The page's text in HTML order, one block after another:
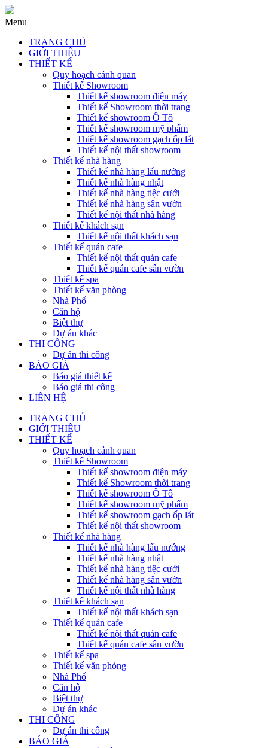
Menu
TRANG CHỦ
GIỚI THIỆU
THIẾT KẾ
Quy hoạch cảnh quan
Thiết kế Showroom
Thiết kế showroom điện máy
Thiết kế Showroom thời trang
Thiết kế showroom Ô Tô
Thiết kế showroom mỹ phẩm
Thiết kế showroom gạch ốp lát
Thiết kế nội thất showroom
Thiết kế nhà hàng
Thiết kế nhà hàng lẩu nướng
Thiết kế nhà hàng nhật
Thiết kế nhà hàng tiệc cưới
Thiết kế nhà hàng sân vườn
Thiết kế nội thất nhà hàng
Thiết kế khách sạn
Thiết kế nội thất khách sạn
Thiết kế quán cafe
Thiết kế nội thất quán cafe
Thiết kế quán cafe sân vườn
Thiết kế spa
Thiết kế văn phòng
Nhà Phố
Căn hộ
Biệt thự
Dự án khác
THI CÔNG
Dự án thi công
BÁO GIÁ
Báo giá thiết kế
Báo giá thi công
LIÊN HỆ
TRANG CHỦ
GIỚI THIỆU
THIẾT KẾ
Quy hoạch cảnh quan
Thiết kế Showroom
Thiết kế showroom điện máy
Thiết kế Showroom thời trang
Thiết kế showroom Ô Tô
Thiết kế showroom mỹ phẩm
Thiết kế showroom gạch ốp lát
Thiết kế nội thất showroom
Thiết kế nhà hàng
Thiết kế nhà hàng lẩu nướng
Thiết kế nhà hàng nhật
Thiết kế nhà hàng tiệc cưới
Thiết kế nhà hàng sân vườn
Thiết kế nội thất nhà hàng
Thiết kế khách sạn
Thiết kế nội thất khách sạn
Thiết kế quán cafe
Thiết kế nội thất quán cafe
Thiết kế quán cafe sân vườn
Thiết kế spa
Thiết kế văn phòng
Nhà Phố
Căn hộ
Biệt thự
Dự án khác
THI CÔNG
Dự án thi công
BÁO GIÁ